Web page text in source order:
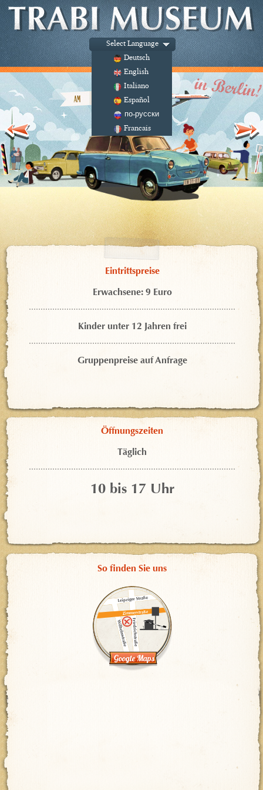
Deutsch
English
Italiano
Español
по-русски
Francais
Select Language
Eintrittspreise
Erwachsene: 9 Euro
Kinder unter 12 Jahren frei
Gruppenpreise auf Anfrage
Öffnungszeiten
Täglich
10 bis 17 Uhr
So finden Sie uns
Google Maps